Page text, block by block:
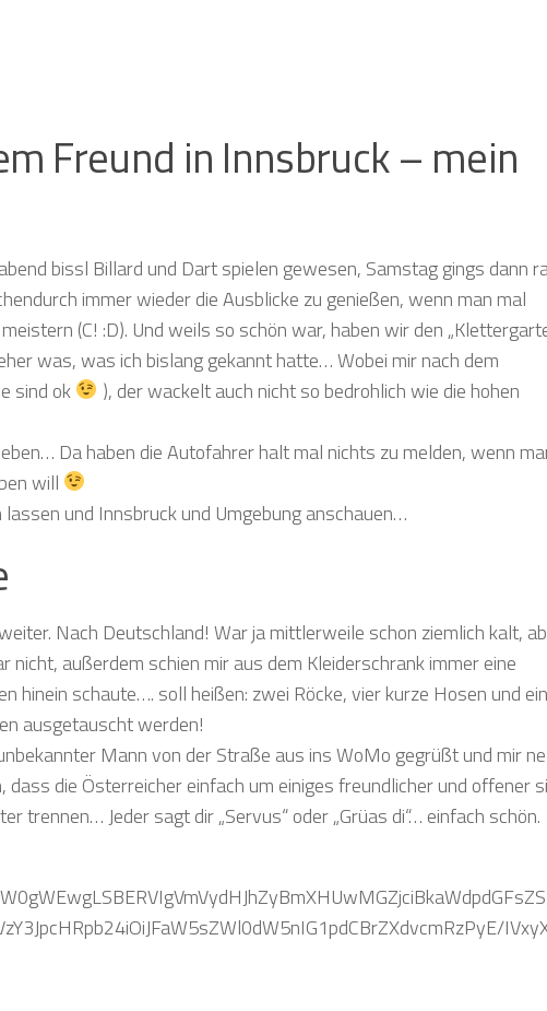
Freund in Innsbruck – mein
bissl Billard und Dart spielen gewesen, Samstag gings dann
immer wieder die Ausblicke zu genießen, wenn man mal
(C! :D). Und weils so schön war, haben wir den
was, was ich bislang gekannt hatte… Wobei mir nach dem
sind ok
), der wackelt auch nicht so bedrohlich wie die hohen
Da haben die Autofahrer halt mal nichts zu melden, wenn
will
und Innsbruck und Umgebung anschauen…
Nach Deutschland! War ja mittlerweile schon ziemlich kalt,
nicht, außerdem schien mir aus dem Kleiderschrank immer eine
hinein schaute…. soll heißen: zwei Röcke, vier kurze Hosen und ein
ausgetauscht werden!
Mann von der Straße aus ins WoMo gegrüßt und mir ne
dass die Österreicher einfach um einiges freundlicher und offener
trennen… Jeder sagt dir „Servus“ oder „Grüas di“… einfach schön.